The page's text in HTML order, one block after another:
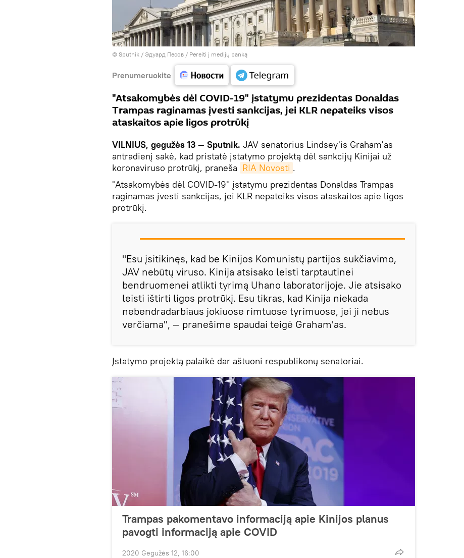
© Sputnik / Эдуард Песов / Pereiti į medijų banką
Prenumeruokite
"Atsakomybės dėl COVID-19" įstatymu prezidentas Donaldas
Trampas raginamas įvesti sankcijas, jei KLR nepateiks visos
ataskaitos apie ligos protrūkį
VILNIUS, gegužės 13 — Sputnik. JAV senatorius Lindsey'is Graham'as
antradienį sakė, kad pristatė įstatymo projektą dėl sankcijų Kinijai už
koronaviruso protrūkį, praneša RIA Novosti .
"Atsakomybės dėl COVID-19" įstatymu prezidentas Donaldas Trampas
raginamas įvesti sankcijas, jei KLR nepateiks visos ataskaitos apie ligos
protrūkį.
"Esu įsitikinęs, kad be Kinijos Komunistų partijos sukčiavimo,
JAV nebūtų viruso. Kinija atsisako leisti tarptautinei
bendruomenei atlikti tyrimą Uhano laboratorijoje. Jie atsisako
leisti ištirti ligos protrūkį. Esu tikras, kad Kinija niekada
nebendradarbiaus jokiuose rimtuose tyrimuose, jei ji nebus
verčiama", — pranešime spaudai teigė Graham'as.
Įstatymo projektą palaikė dar aštuoni respublikonų senatoriai.
Trampas pakomentavo informaciją apie Kinijos planus
pavogti informaciją apie COVID
2020 Gegužės 12, 16:00